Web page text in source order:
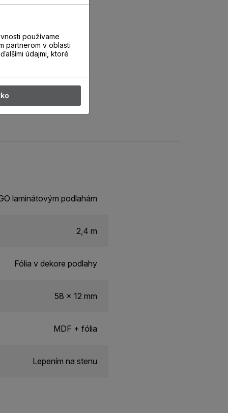
laminátovým podlahám
2,4 m
Fólia v dekore podlahy
58 x 12 mm
MDF + fólia
Lepením na stenu
používame
partnerom v oblasti
údajmi, ktoré